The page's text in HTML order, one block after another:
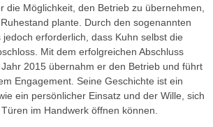
die Möglichkeit, den Betrieb zu übernehmen,
plante. Durch den sogenannten
erforderlich, dass Kuhn selbst die
Mit dem erfolgreichen Abschluss
2015 übernahm er den Betrieb und führt
Engagement. Seine Geschichte ist ein
ein persönlicher Einsatz und der Wille, sich
im Handwerk öffnen können.